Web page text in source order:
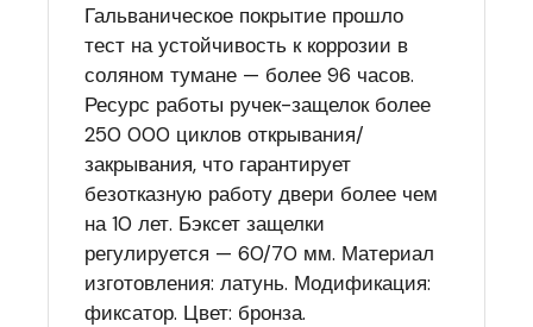
Гальваническое покрытие прошло
тест на устойчивость к коррозии в
соляном тумане — более 96 часов.
Ресурс работы ручек-защелок более
250 000 циклов открывания/
закрывания, что гарантирует
безотказную работу двери более чем
на 10 лет. Бэксет защелки
регулируется — 60/70 мм. Материал
изготовления: латунь. Модификация:
фиксатор. Цвет: бронза.